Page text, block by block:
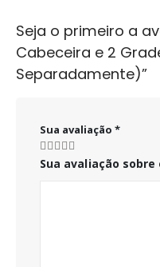
Seja o primeiro a
Cabeceira e 2
Separadamente)”
Sua avaliação *
Sua avaliação